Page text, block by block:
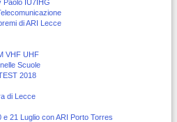
Paolo IU7IHG
di ARI Lecce
VHF UHF
Scuole
2018
di Lecce
21 Luglio con ARI Porto Torres